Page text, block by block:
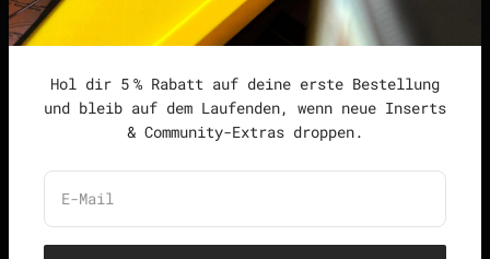
Hol dir 5 % Rabatt auf deine erste Bestellung
und bleib auf dem Laufenden, wenn neue Inserts
& Community-Extras droppen.
E-Mail
Geschäftsbedingungen
Deutschland (EUR €) Deutsch